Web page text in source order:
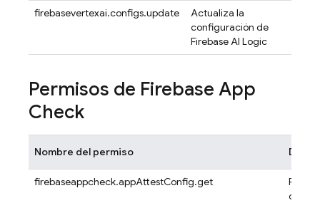
firebasevertexai.configs.update
Actualiza la
configuración de
Firebase AI Logic
Permisos de Firebase App
Check
Nombre del permiso
firebaseappcheck.appAttestConfig.get